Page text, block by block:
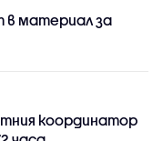
в материал за
координатор